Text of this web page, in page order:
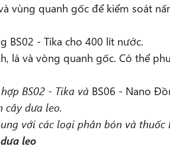
vùng quanh gốc để kiểm soát
BS02 - Tika cho 400 lít nước.
lá và vòng quanh gốc. Có thể
BS02 - Tika và BS06 - Nano
cây dưa leo.
với các loại phân bón và thuốc
leo